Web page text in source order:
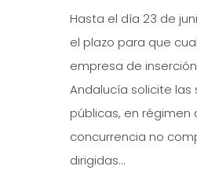
Hasta el día 23 de
el plazo para que
empresa de
Andalucía solicite las
públicas, en régimen
concurrencia no
dirigidas...